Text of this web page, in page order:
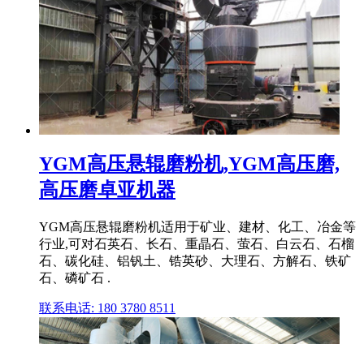
YGM高压悬辊磨粉机,YGM高压磨,
高压磨卓亚机器
YGM高压悬辊磨粉机适用于矿业、建材、化工、冶金等
行业,可对石英石、长石、重晶石、萤石、白云石、石榴
石、碳化硅、铝钒土、锆英砂、大理石、方解石、铁矿
石、磷矿石 .
联系电话: 180 3780 8511